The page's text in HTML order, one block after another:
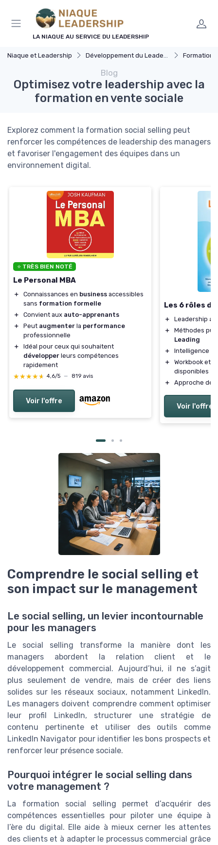
LA NIAQUE AU SERVICE DU LEADERSHIP
Niaque et Leadership Développement du Leadership Formation
Blog
Optimisez votre leadership avec la
formation en vente sociale
Explorez comment la formation social selling peut
renforcer les compétences de leadership des managers
et favoriser l'engagement des équipes dans un
environnement digital.
⭐ TRÈS BIEN NOTÉ
Le Personal MBA
＋ Connaissances en business accessibles
sans formation formelle
＋
Convient aux auto-apprenants
＋
Peut augmenter la performance
professionnelle
＋
Idéal pour ceux qui souhaitent
développer leurs compétences
rapidement
★★★★★
★★★★★ 4,6/5 — 819 avis
Voir l'offre
Les 6 rôles
＋ Leadership
＋
Méthodes
Leading
＋
Intelligence
＋
Workbook et
disponibles
＋
Approche de
Voir l'offre
Comprendre le social selling et
son impact sur le management
Le social selling, un levier incontournable
pour les managers
Le social selling transforme la manière dont les
managers abordent la relation client et le
développement commercial. Aujourd’hui, il ne s’agit
plus seulement de vendre, mais de créer des liens
solides sur les réseaux sociaux, notamment LinkedIn.
Les managers doivent comprendre comment optimiser
leur profil LinkedIn, structurer une stratégie de
contenu pertinente et utiliser des outils comme
LinkedIn Navigator pour identifier les bons prospects et
renforcer leur présence sociale.
Pourquoi intégrer le social selling dans
votre management ?
La formation social selling permet d’acquérir des
compétences essentielles pour piloter une équipe à
l’ère du digital. Elle aide à mieux cerner les attentes
des clients et à adapter le processus commercial grâce